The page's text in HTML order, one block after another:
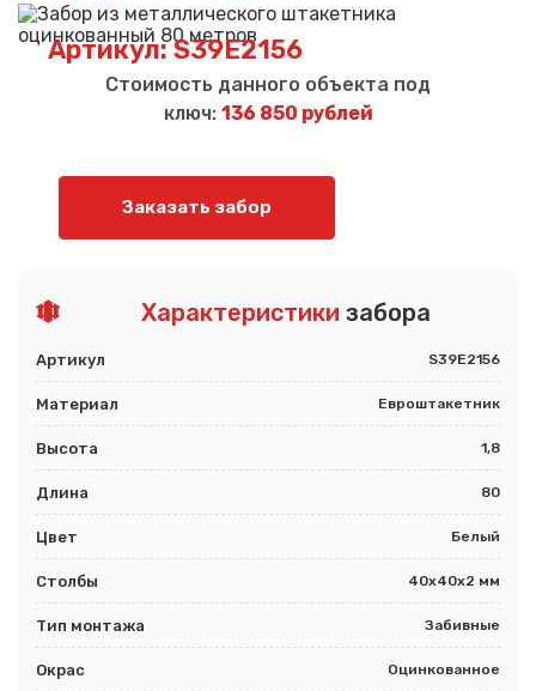
Артикул: S39E2156
Стоимость данного объекта под
ключ: 136 850 рублей
Заказать забор
Характеристики забора
Артикул S39E2156
Материал Евроштакетник
Высота 1,8
Длина 80
Цвет Белый
Столбы 40х40х2 мм
Тип монтажа Забивные
Окрас Оцинкованное